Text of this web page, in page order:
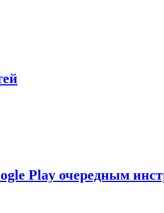
Play очередным